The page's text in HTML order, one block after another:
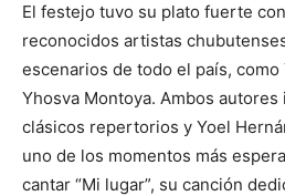
El festejo tuvo su plato fuerte
reconocidos artistas
escenarios de todo el país, como
Yhosva Montoya. Ambos
clásicos repertorios y Yoel
uno de los momentos más
cantar “Mi lugar”, su canción